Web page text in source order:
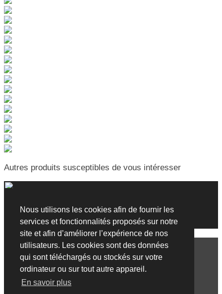
Nous utilisons les cookies afin de fournir les
services et fonctionnalités proposés sur notre
site et afin d’améliorer l’expérience de nos
utilisateurs. Les cookies sont des données
qui sont téléchargés ou stockés sur votre
ordinateur ou sur tout autre appareil.
En savoir plus
Autres produits susceptibles de vous intéresser
Appartement 2 pièces
1 560 €
afficher le site en : Français Anglais Italien Russe Chinois
COPYRIGHT © AGENCE BENEDETTI. TOUS DROITS
RESERVES.